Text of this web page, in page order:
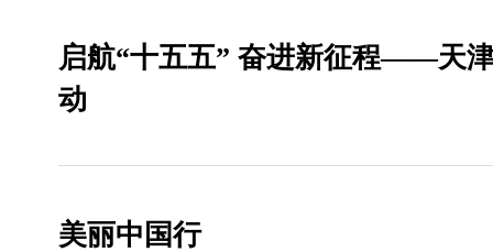
启航“十五五” 奋进新征程——天
动
美丽中国行